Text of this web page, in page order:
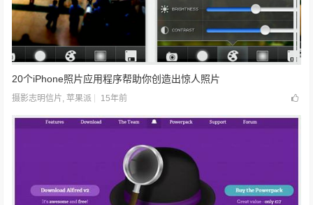
20个iPhone照片应用程序帮助你创造出惊人照片
摄影志明信片,苹果派 15年前